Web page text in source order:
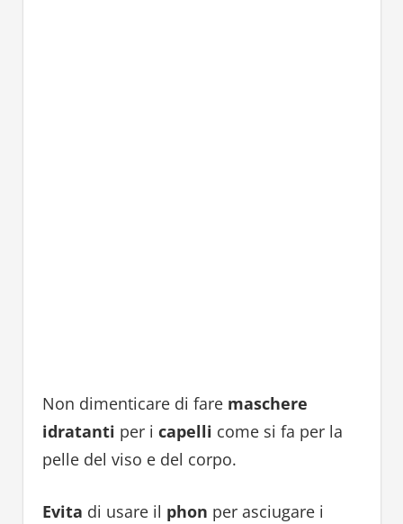
Non dimenticare di fare maschere
idratanti per i capelli come si fa per la
pelle del viso e del corpo.
Evita di usare il phon per asciugare i